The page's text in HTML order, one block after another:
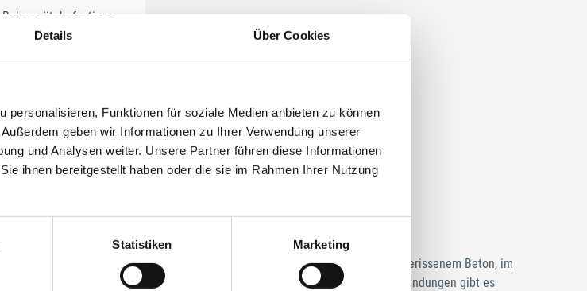
Details Über Cookies
personalisieren, Funktionen für soziale Medien anbieten zu können
geben wir Informationen zu Ihrer Verwendung unserer
und Analysen weiter. Unsere Partner führen diese Informationen
ihnen bereitgestellt haben oder die sie im Rahmen Ihrer Nutzung
Statistiken Marketing
Bohrgerätebefestiger
für schwere Lasten in Beton. Verankerungen in ungerissenem und gerissenem Beton, im
Anforderungen wie Brand- und Erdbebenschutz. Für die verschiedenen Anwendungen gibt es